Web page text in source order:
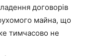
договорів
майна, що
тимчасово не